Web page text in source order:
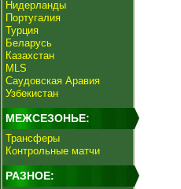
Нидерланды
Португалия
Турция
Беларусь
Казахстан
MLS
Саудовская Аравия
Узбекистан
МЕЖСЕЗОНЬЕ:
Трансферы
Контрольные матчи
РАЗНОЕ: